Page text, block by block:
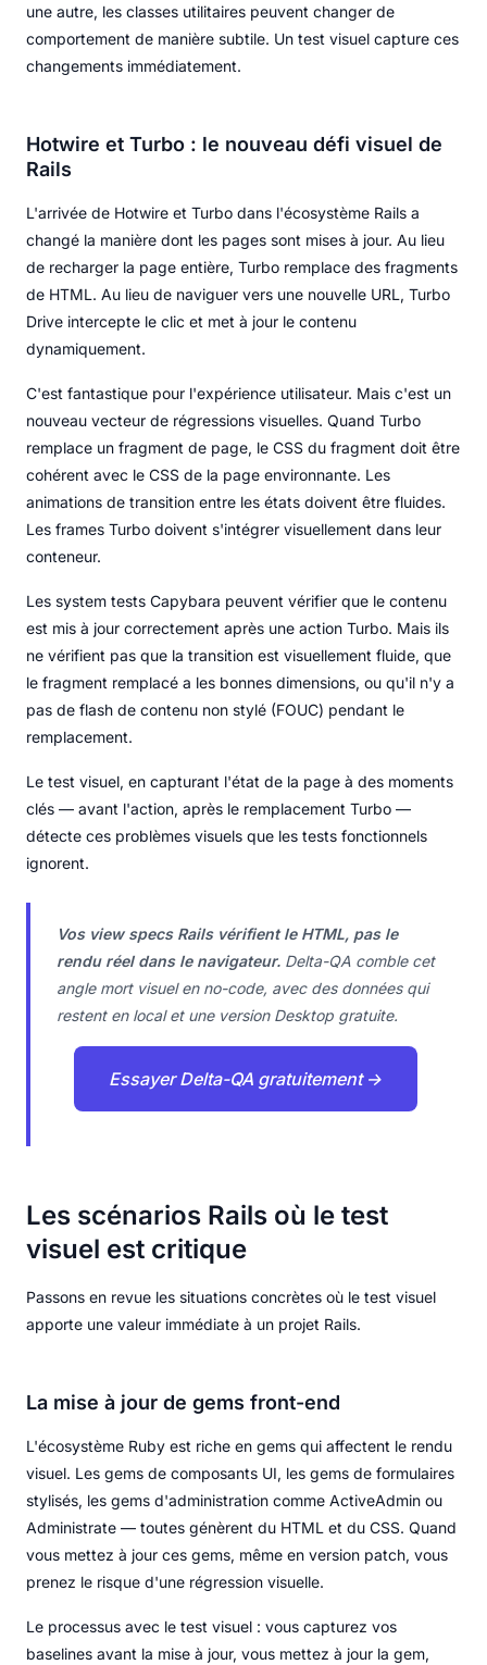
une autre, les classes utilitaires peuvent changer de
comportement de manière subtile. Un test visuel capture ces
changements immédiatement.
Hotwire et Turbo : le nouveau défi visuel de
Rails
L'arrivée de Hotwire et Turbo dans l'écosystème Rails a
changé la manière dont les pages sont mises à jour. Au lieu
de recharger la page entière, Turbo remplace des fragments
de HTML. Au lieu de naviguer vers une nouvelle URL, Turbo
Drive intercepte le clic et met à jour le contenu
dynamiquement.
C'est fantastique pour l'expérience utilisateur. Mais c'est un
nouveau vecteur de régressions visuelles. Quand Turbo
remplace un fragment de page, le CSS du fragment doit être
cohérent avec le CSS de la page environnante. Les
animations de transition entre les états doivent être fluides.
Les frames Turbo doivent s'intégrer visuellement dans leur
conteneur.
Les system tests Capybara peuvent vérifier que le contenu
est mis à jour correctement après une action Turbo. Mais ils
ne vérifient pas que la transition est visuellement fluide, que
le fragment remplacé a les bonnes dimensions, ou qu'il n'y a
pas de flash de contenu non stylé (FOUC) pendant le
remplacement.
Le test visuel, en capturant l'état de la page à des moments
clés — avant l'action, après le remplacement Turbo —
détecte ces problèmes visuels que les tests fonctionnels
ignorent.
Vos view specs Rails vérifient le HTML, pas le
rendu réel dans le navigateur. Delta-QA comble cet
angle mort visuel en no-code, avec des données qui
restent en local et une version Desktop gratuite.
Essayer Delta-QA gratuitement →
Les scénarios Rails où le test
visuel est critique
Passons en revue les situations concrètes où le test visuel
apporte une valeur immédiate à un projet Rails.
La mise à jour de gems front-end
L'écosystème Ruby est riche en gems qui affectent le rendu
visuel. Les gems de composants UI, les gems de formulaires
stylisés, les gems d'administration comme ActiveAdmin ou
Administrate — toutes génèrent du HTML et du CSS. Quand
vous mettez à jour ces gems, même en version patch, vous
prenez le risque d'une régression visuelle.
Le processus avec le test visuel : vous capturez vos
baselines avant la mise à jour, vous mettez à jour la gem,